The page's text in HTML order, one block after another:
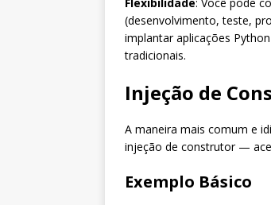
(desenvolvimento, teste,
implantar aplicações
tradicionais.
Injeção de
A maneira mais comum e
injeção de construtor —
Exemplo Básico